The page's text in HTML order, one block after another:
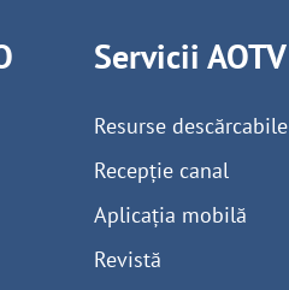
Servicii AOTV
Resurse descărcabile
Recepție canal
Aplicația mobilă
Revistă